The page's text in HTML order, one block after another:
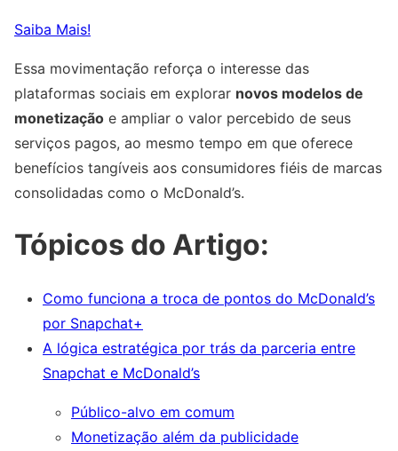
Saiba Mais!
Essa movimentação reforça o interesse das
plataformas sociais em explorar novos modelos de
monetização e ampliar o valor percebido de seus
serviços pagos, ao mesmo tempo em que oferece
benefícios tangíveis aos consumidores fiéis de marcas
consolidadas como o McDonald’s.
Tópicos do Artigo:
Como funciona a troca de pontos do McDonald’s
por Snapchat+
A lógica estratégica por trás da parceria entre
Snapchat e McDonald’s
Público-alvo em comum
Monetização além da publicidade